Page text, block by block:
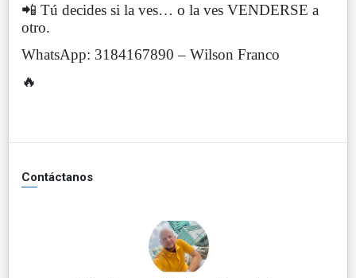
📲 Tú decides si la ves… o la ves VENDERSE a
otro.
WhatsApp: 3184167890 – Wilson Franco
🔥
Contáctanos